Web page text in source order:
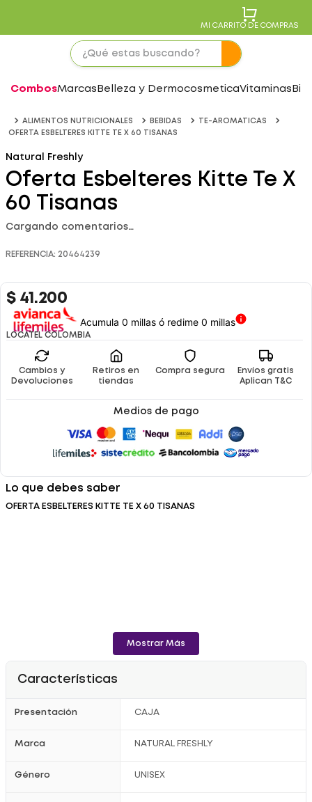
MI CARRITO DE COMPRAS
CombosMarcas Belleza y DermocosmeticaVitaminas
ALIMENTOS NUTRICIONALES BEBIDAS
TE-AROMATICAS
OFERTA ESBELTERES KITTE TE X 60 TISANAS
Natural Freshly
Oferta Esbelteres Kitte Te X
60 Tisanas
Cargando comentarios…
REFERENCIA: 20464239
$ 41 .200
Acumula 0 millas ó redime 0 millas
LOCATEL COLOMBIA
Cambios y
Devoluciones
Retiros en
tiendas
Compra segura
Envíos gratis
Aplican T&C
Medios de pago
Lo que debes saber
OFERTA ESBELTERES KITTE TE X 60 TISANAS
Mostrar Más
Características
Presentación CAJA
Marca NATURAL FRESHLY
Género UNISEX